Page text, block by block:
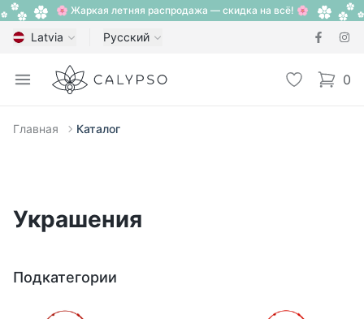
🌸 Жаркая летняя распродажа — скидка на всё! 🌸
Latvia Русский
Open menu
Calypso Избранное
0
items
Главная Каталог
Украшения
Подкатегории